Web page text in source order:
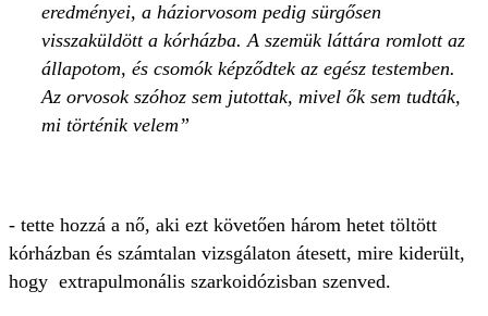
eredményei, a háziorvosom pedig sürgősen
visszaküldött a kórházba. A szemük láttára romlott az
állapotom, és csomók képződtek az egész testemben.
Az orvosok szóhoz sem jutottak, mivel ők sem tudták,
mi történik velem
- tette hozzá a nő, aki ezt követően három hetet töltött
kórházban és számtalan vizsgálaton átesett, mire kiderült,
hogy extrapulmonális szarkoidózisban szenved.